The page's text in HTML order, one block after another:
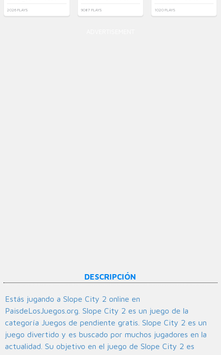
2026 PLAYS 9087 PLAYS 1020 PLAYS
DESCRIPCIÓN
Estás jugando a Slope City 2 online en
PaisdeLosJuegos.org. Slope City 2 es un juego de la
categoría Juegos de pendiente gratis. Slope City 2 es un
juego divertido y es buscado por muchos jugadores en la
actualidad. Su objetivo en el juego de Slope City 2 es